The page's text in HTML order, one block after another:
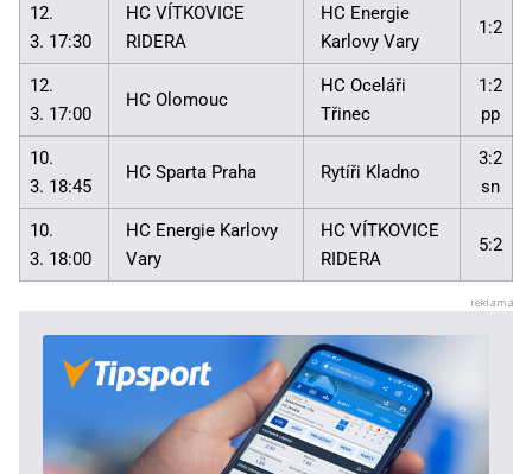
12.
3. 17:30
HC VÍTKOVICE
RIDERA
HC Energie
Karlovy Vary
1:2
12.
3. 17:00
HC Olomouc
HC Oceláři
Třinec
1:2
pp
10.
3. 18:45
HC Sparta Praha Rytíři Kladno
3:2
sn
10.
3. 18:00
HC Energie Karlovy
Vary
HC VÍTKOVICE
RIDERA
5:2